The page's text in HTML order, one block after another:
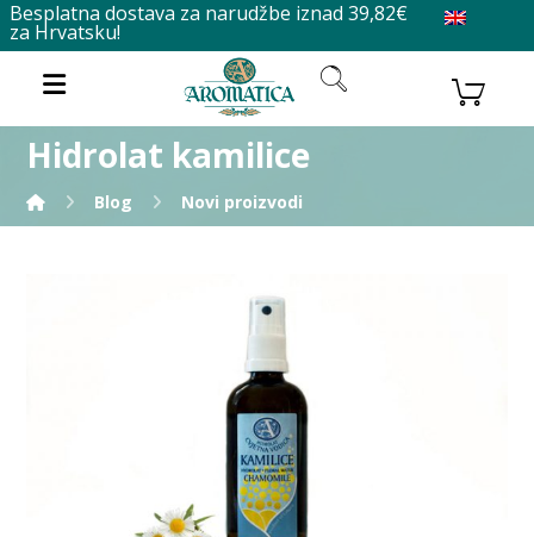
Besplatna dostava za narudžbe iznad 39,82€
za Hrvatsku!
Hidrolat kamilice
Blog Novi proizvodi